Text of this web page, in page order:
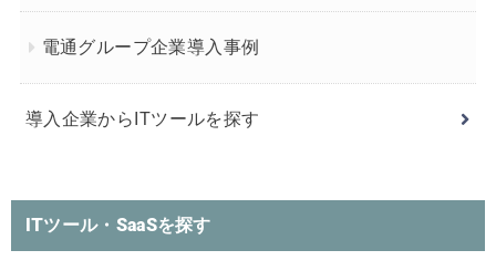
電通グループ企業導入事例
導入企業からITツールを探す
ITツール・SaaSを探す